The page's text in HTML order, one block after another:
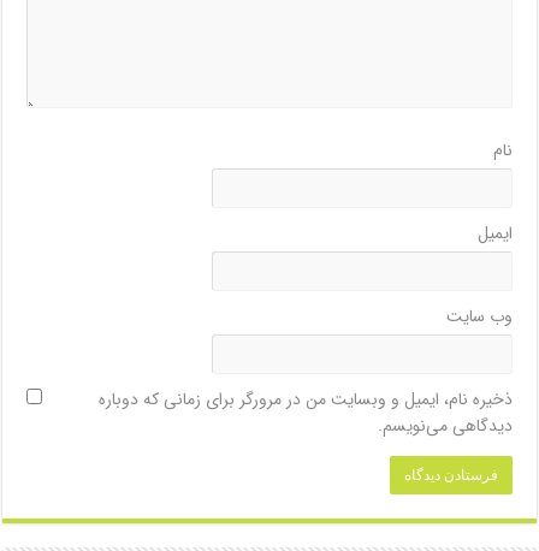
نام
ایمیل
وب‌ سایت
ذخیره نام، ایمیل و وبسایت من در مرورگر برای زمانی که دوباره
دیدگاهی می‌نویسم.